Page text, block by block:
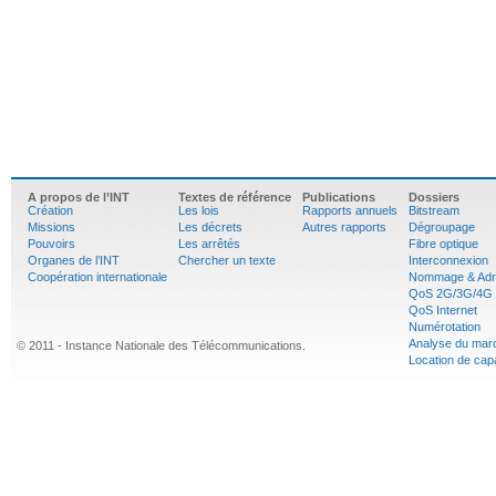
A propos de l’INT
Création
Missions
Pouvoirs
Organes de l’INT
Coopération internationale
Textes de référence
Les lois
Les décrets
Les arrêtés
Chercher un texte
Publications
Rapports annuels
Autres rapports
Dossiers
Bitstream
Dégroupage
Fibre optique
Interconnexion
Nommage &
QoS 2G/3G/4G
QoS Internet
Numérotation
Analyse du
Location de
© 2011 - Instance Nationale des Télécommunications.